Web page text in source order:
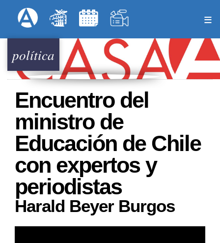
al
principal
Menú Superior
política
Encuentro del
ministro de
Educación de Chile
con expertos y
periodistas
Harald Beyer Burgos